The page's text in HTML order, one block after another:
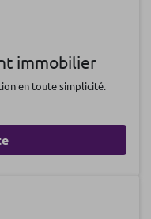
immobilier
en toute simplicité.